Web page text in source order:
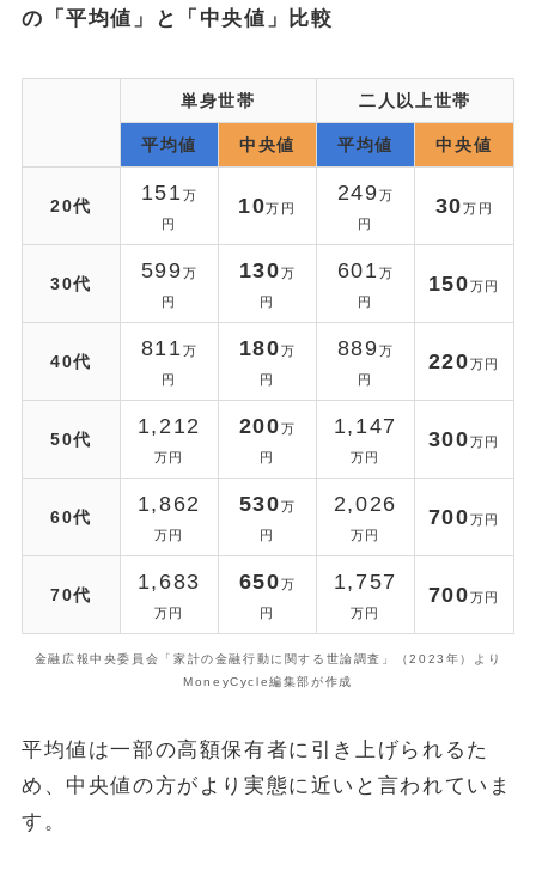
の「平均値」と「中央値」比較
単身世帯 二人以上世帯
平均値 中央値 平均値 中央値
20代
151万
円
10万円
249万
円
30万円
30代
599万
円
130万
円
601万
円
150万円
40代
811万
円
180万
円
889万
円
220万円
50代
1,212
万円
200万
円
1,147
万円
300万円
60代
1,862
万円
530万
円
2,026
万円
700万円
70代
1,683
万円
650万
円
1,757
万円
700万円
金融広報中央委員会「家計の金融行動に関する世論調査」（2023年）より
MoneyCycle編集部が作成
平均値は一部の高額保有者に引き上げられるた
め、中央値の方がより実態に近いと言われていま
す。